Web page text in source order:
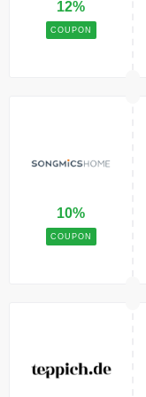
12%
COUPON
10%
COUPON